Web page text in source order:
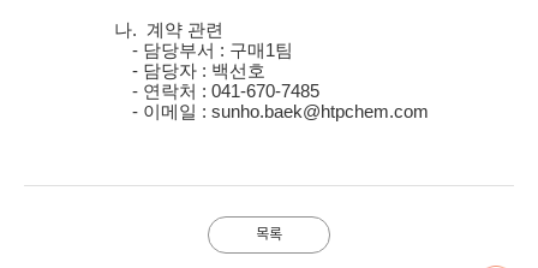
나. 계약 관련
- 담당부서 : 구매1팀
- 담당자 : 백선호
- 연락처 : 041-670-7485
- 이메일 : sunho.baek@htpchem.com
목록